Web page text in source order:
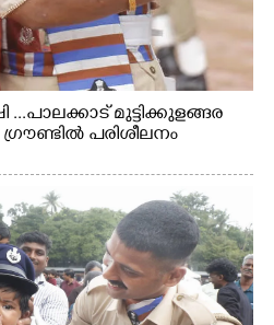
...പാലക്കാട് മുട്ടിക്കുളങ്ങര
പരിശീലനം